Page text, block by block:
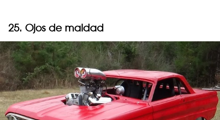
25. Ojos de maldad